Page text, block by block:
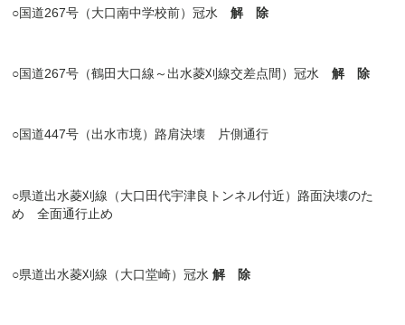
○ 国道267号（大口南中学校前）冠水解 除
○ 国道267号（鶴田大口線～出水菱刈線交差点間）冠水解 除
○ 国道447号 （出水市境）路肩決壊 片側通行
○県道出水菱刈線 （大口田代宇津良トンネル付近）路面決壊のた
め
全面通行止め
○県道出水菱刈線（大口堂崎）冠水解 除